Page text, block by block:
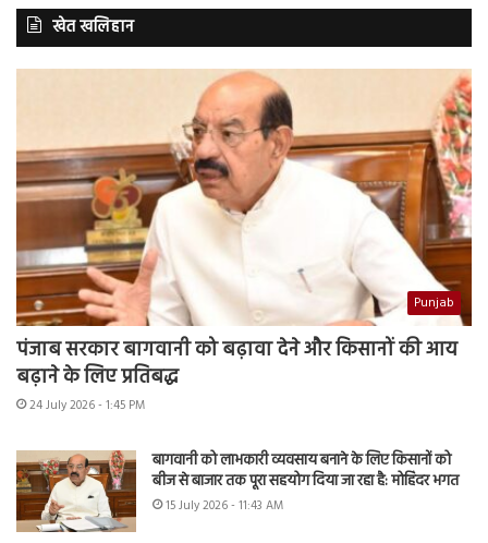
खेत खलिहान
Punjab
पंजाब सरकार बागवानी को बढ़ावा देने और किसानों की आय
बढ़ाने के लिए प्रतिबद्ध
24 July 2026 - 1:45 PM
बागवानी को लाभकारी व्यवसाय बनाने के लिए किसानों को
बीज से बाजार तक पूरा सहयोग दिया जा रहा है: मोहिंदर भगत
15 July 2026 - 11:43 AM